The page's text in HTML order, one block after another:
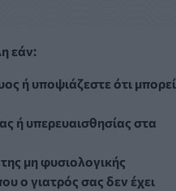
εάν:
ή υποψιάζεστε ότι μπορεί
ή υπερευαισθησίας στα
μη φυσιολογικής
ο γιατρός σας δεν έχει